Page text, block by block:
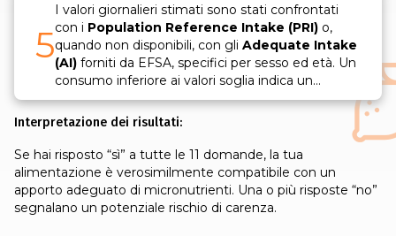
5
I valori giornalieri stimati sono stati confrontati
con i Population Reference Intake (PRI) o,
quando non disponibili, con gli Adequate Intake
(AI) forniti da EFSA, specifici per sesso ed età. Un
consumo inferiore ai valori soglia indica un
possibile rischio diapporto insufficiente.
Interpretazione dei risultati:
Se hai risposto “sì” a tutte le 11 domande, la tua
alimentazione è verosimilmente compatibile con un
apporto adeguato di micronutrienti. Una o più risposte “no”
segnalano un potenziale rischio di carenza.